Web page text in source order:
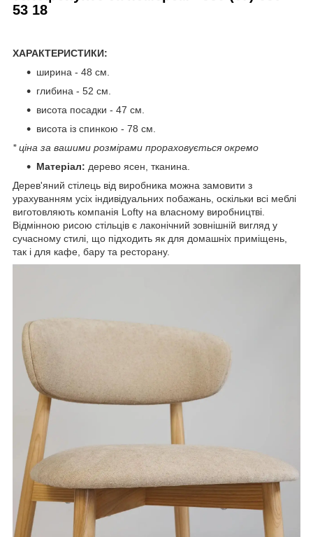
53 18
ХАРАКТЕРИСТИКИ:
ширина - 48 см.
глибина - 52 см.
висота посадки - 47 см.
висота із спинкою - 78 см.
* ціна за вашими розмірами прораховується окремо
Матеріал: дерево ясен, тканина.
Дерев'яний стілець від виробника можна замовити з
урахуванням усіх індивідуальних побажань, оскільки всі меблі
виготовляють компанія Lofty на власному виробництві.
Відмінною рисою стільців є лаконічний зовнішній вигляд у
сучасному стилі, що підходить як для домашніх приміщень,
так і для кафе, бару та ресторану.